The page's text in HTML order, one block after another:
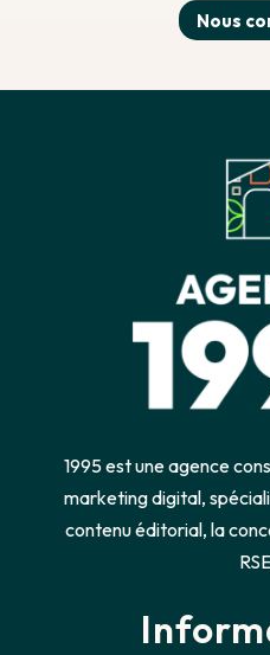
Nous
1995 est une agence
marketing digital,
contenu éditorial, la